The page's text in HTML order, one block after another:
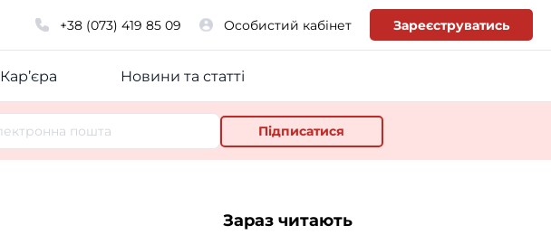
+38 (073) 419 85 09 Особистий кабінет Зареєструватись
Кар’єра Новини та статті
Зараз читають